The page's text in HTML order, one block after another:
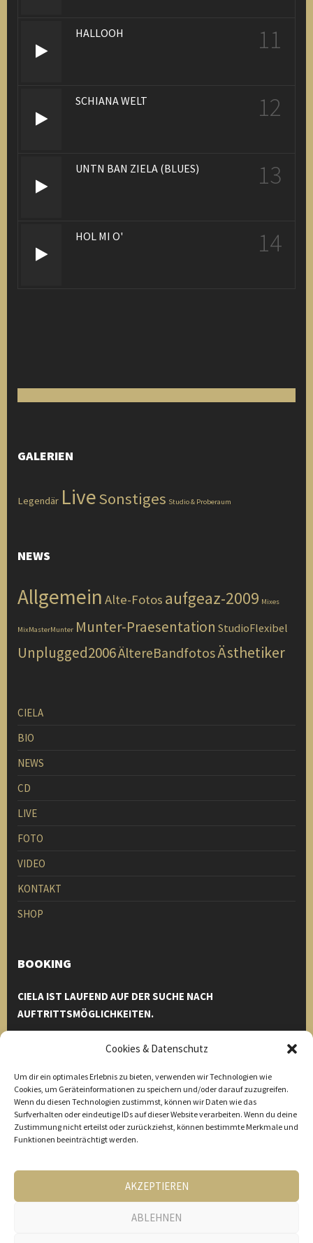
Cookies & Datenschutz
Um dir ein optimales Erlebnis zu bieten, verwenden wir Technologien wie
Cookies, um Geräteinformationen zu speichern und/oder darauf zuzugreifen.
Wenn du diesen Technologien zustimmst, können wir Daten wie das
Surfverhalten oder eindeutige IDs auf dieser Website verarbeiten. Wenn du deine
Zustimmung nicht erteilst oder zurückziehst, können bestimmte Merkmale und
Funktionen beeinträchtigt werden.
AKZEPTIEREN
ABLEHNEN
HALLOOH 11
SCHIANA WELT 12
UNTN BAN ZIELA (BLUES) 13
HOL MI O' 14
GALERIEN
Legendär LiveSonstiges Studio & Proberaum
NEWS
Allgemein Alte-Fotos aufgeaz-2009 Mixes
MixMasterMunter Munter-Praesentation StudioFlexibel
Unplugged2006ÄltereBandfotosÄsthetiker
CIELA
BIO
NEWS
CD
LIVE
FOTO
VIDEO
KONTAKT
SHOP
BOOKING
CIELA IST LAUFEND AUF DER SUCHE NACH
AUFTRITTSMÖGLICHKEITEN.
Einfach bei uns melden und wir helfen euch euren Event zu
Michael Eberharter
Tel. 0664 1533568
Thomas Buchberger
Tel. 0650 9365078
© 2026 CIELA - Roland Brandner | Conny Fiechtl | Hansjörg